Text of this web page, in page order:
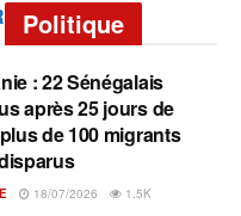
Politique
: 22 Sénégalais
après 25 jours de
de 100 migrants
18/07/2026 1.5K